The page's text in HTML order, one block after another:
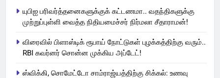
யுபிஐ பரிவர்த்தனைகளுக்குக் கட்டணமா.. வதந்திகளுக்கு
முற்றுப்புள்ளி வைத்த நிதியமைச்சர் நிர்மலா சீதாராமன்!
விரைவில் பிளாஸ்டிக் ரூபாய் நோட்டுகள் புழக்கத்திற்கு வரும்..
RBI கவர்னர் சொன்ன முக்கிய அப்டேட்!
ஸ்விக்கி, சொமேட்டோ சாம்ராஜ்யத்திற்கு சிக்கல்: உணவு